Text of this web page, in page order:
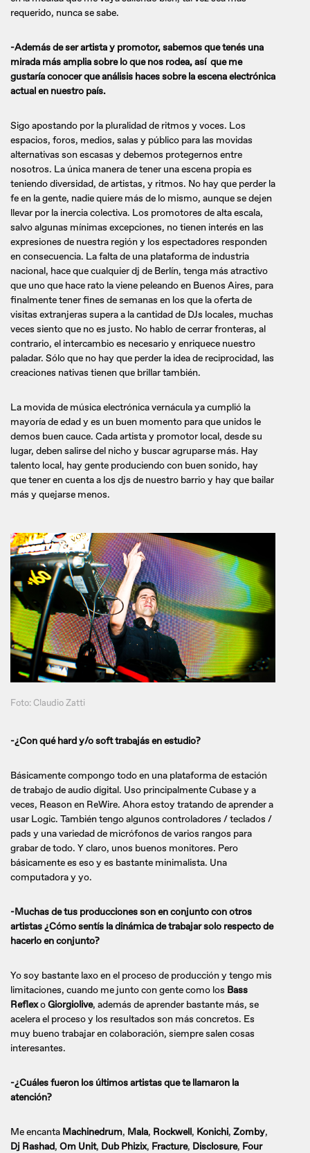
requerido, nunca se sabe.
-Además de ser artista y promotor, sabemos que tenés una
mirada más amplia sobre lo que nos rodea, así que me
gustaría conocer que análisis haces sobre la escena electrónica
actual en nuestro país.
Sigo apostando por la pluralidad de ritmos y voces. Los
espacios, foros, medios, salas y público para las movidas
alternativas son escasas y debemos protegernos entre
nosotros. La única manera de tener una escena propia es
teniendo diversidad, de artistas, y ritmos. No hay que perder la
fe en la gente, nadie quiere más de lo mismo, aunque se dejen
llevar por la inercia colectiva. Los promotores de alta escala,
salvo algunas mínimas excepciones, no tienen interés en las
expresiones de nuestra región y los espectadores responden
en consecuencia. La falta de una plataforma de industria
nacional, hace que cualquier dj de Berlín, tenga más atractivo
que uno que hace rato la viene peleando en Buenos Aires, para
finalmente tener fines de semanas en los que la oferta de
visitas extranjeras supera a la cantidad de DJs locales, muchas
veces siento que no es justo. No hablo de cerrar fronteras, al
contrario, el intercambio es necesario y enriquece nuestro
paladar. Sólo que no hay que perder la idea de reciprocidad, las
creaciones nativas tienen que brillar también.
La movida de música electrónica vernácula ya cumplió la
mayoría de edad y es un buen momento para que unidos le
demos buen cauce. Cada artista y promotor local, desde su
lugar, deben salirse del nicho y buscar agruparse más. Hay
talento local, hay gente produciendo con buen sonido, hay
que tener en cuenta a los djs de nuestro barrio y hay que bailar
más y quejarse menos.
Foto: Claudio Zatti
-¿Con qué hard y/o soft trabajás en estudio?
Básicamente compongo todo en una plataforma de estación
de trabajo de audio digital. Uso principalmente Cubase y a
veces, Reason en ReWire. Ahora estoy tratando de aprender a
usar Logic. También tengo algunos controladores / teclados /
pads y una variedad de micrófonos de varios rangos para
grabar de todo. Y claro, unos buenos monitores. Pero
básicamente es eso y es bastante minimalista. Una
computadora y yo.
-Muchas de tus producciones son en conjunto con otros
artistas ¿Cómo sentís la dinámica de trabajar solo respecto de
hacerlo en conjunto?
Yo soy bastante laxo en el proceso de producción y tengo mis
limitaciones, cuando me junto con gente como los Bass
ReflexoGiorgiolive, además de aprender bastante más, se
acelera el proceso y los resultados son más concretos. Es
muy bueno trabajar en colaboración, siempre salen cosas
interesantes.
-¿Cuáles fueron los últimos artistas que te llamaron la
atención?
Me encanta Machinedrum, Mala, Rockwell, Konichi, Zomby,
Dj Rashad, Om Unit, Dub Phizix, Fracture, Disclosure, Four